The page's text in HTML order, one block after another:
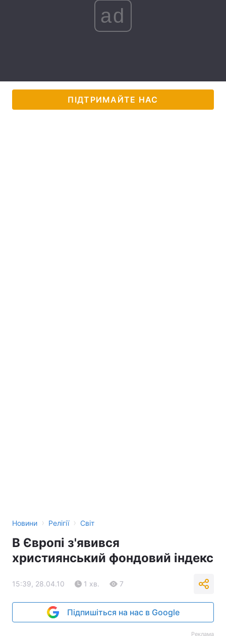
Статті
Думки
ad
ПІДТРИМАЙТЕ НАС
Новини › Релігії › Світ
В Європі з'явився
християнський фондовий індекс
15:39, 28.04.10 1 хв. 7
Підпишіться на нас в Google
Реклама